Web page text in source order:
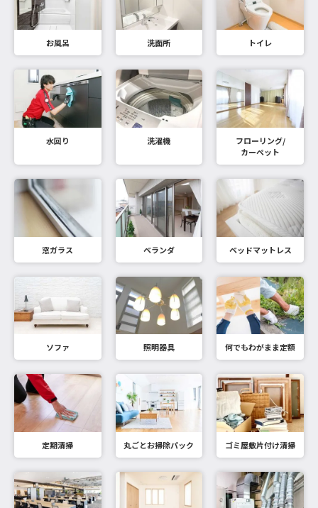
お風呂 洗面所 トイレ
水回り 洗濯機
フローリング/
カーペット
窓ガラス ベランダ ベッドマットレス
ソファ 照明器具 何でもわがまま定額
定期清掃 丸ごとお掃除パック ゴミ屋敷片付け清掃